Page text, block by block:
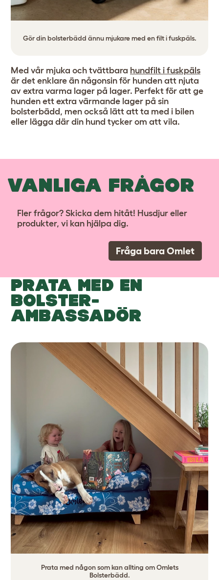
Gör din bolsterbädd ännu mjukare med en filt i fuskpäls.
Med vår mjuka och tvättbara hundfilt i fuskpäls
är det enklare än någonsin för hunden att njuta
av extra varma lager på lager. Perfekt för att ge
hunden ett extra värmande lager på sin
bolsterbädd, men också lätt att ta med i bilen
eller lägga där din hund tycker om att vila.
VANLIGA FRÅGOR
Fler frågor? Skicka dem hitåt! Husdjur eller
produkter, vi kan hjälpa dig.
Fråga bara Omlet
PRATA MED EN
BOLSTER-
AMBASSADÖR
Prata med någon som kan allting om Omlets
Bolsterbädd.